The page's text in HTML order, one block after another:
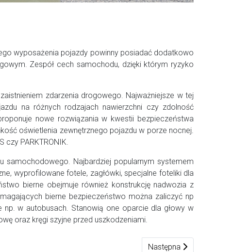
wyposażenia pojazdy powinny posiadać dodatkowo
Zespół cech samochodu, dzięki którym ryzyko
zdarzenia drogowego. Najważniejsze w tej
na różnych rodzajach nawierzchni czy zdolność
nowe rozwiązania w kwestii bezpieczeństwa
oświetlenia zewnętrznego pojazdu w porze nocnej.
PARKTRONIK.
samochodowego. Najbardziej popularnym systemem
wyprofilowane fotele, zagłówki, specjalne foteliki dla
bierne obejmuje również konstrukcję nadwozia z
bierne bezpieczeństwo można zaliczyć np
np. w autobusach. Stanowią one oparcie dla głowy w
oraz kręgi szyjne przed uszkodzeniami.
Następna strona: Obuwie
Następna